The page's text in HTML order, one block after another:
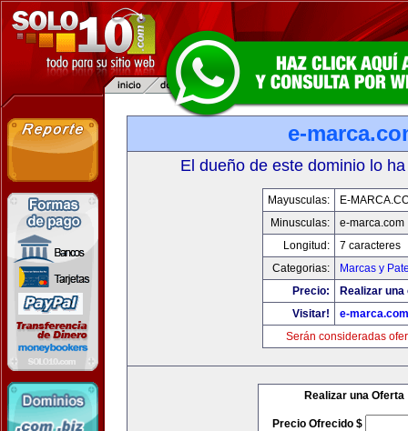
e-
El dueño de este dominio lo
Mayusculas:
E-
Minusculas:
e-marca.com
Longitud:
7 caracteres
Categorias:
Marcas y
Precio:
Realizar
Visitar!
e-marca.com
Serán consideradas
Realizar una Oferta
Precio Ofrecido $